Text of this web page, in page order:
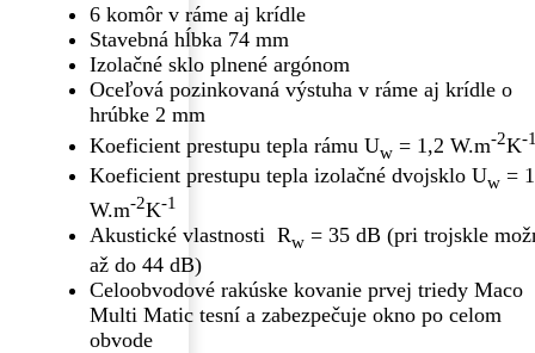
6 komôr v ráme aj krídle
Stavebná hĺbka 74 mm
Izolačné sklo plnené argónom
Oceľová pozinkovaná výstuha v ráme aj krídle o
hrúbke 2 mm
Koeficient prestupu tepla rámu Uw = 1,2 W.m-2K-
Koeficient prestupu tepla izolačné dvojsklo Uw =
W.m-2K-1
Akustické vlastnosti Rw = 35 dB (pri trojskle
až do 44 dB)
Celoobvodové rakúske kovanie prvej triedy Maco
Multi Matic tesní a zabezpečuje okno po celom
obvode